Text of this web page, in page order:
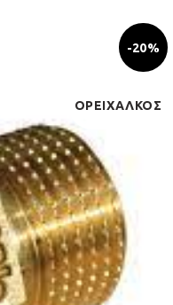
-20%
ΟΡΕΙΧΑΛΚΟΣ